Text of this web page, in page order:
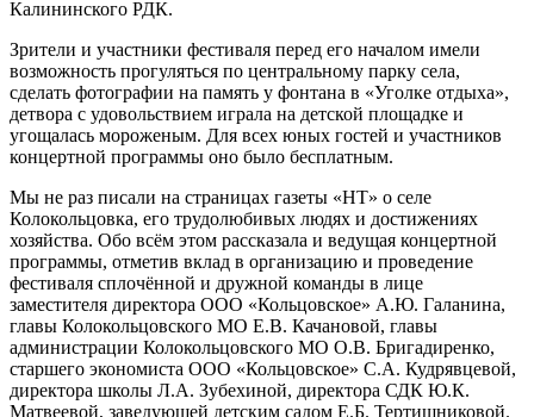
Калининского РДК.
Зрители и участники фестиваля перед его началом имели
возможность прогуляться по центральному парку села,
сделать фотографии на память у фонтана в «Уголке отдыха»,
детвора с удовольствием играла на детской площадке и
угощалась мороженым. Для всех юных гостей и участников
концертной программы оно было бесплатным.
Мы не раз писали на страницах газеты «НТ» о селе
Колокольцовка, его трудолюбивых людях и достижениях
хозяйства. Обо всём этом рассказала и ведущая концертной
программы, отметив вклад в организацию и проведение
фестиваля сплочённой и дружной команды в лице
заместителя директора ООО «Кольцовское» А.Ю. Галанина,
главы Колокольцовского МО Е.В. Качановой, главы
администрации Колокольцовского МО О.В. Бригадиренко,
старшего экономиста ООО «Кольцовское» С.А. Кудрявцевой,
директора школы Л.А. Зубехиной, директора СДК Ю.К.
Матвеевой, заведующей детским садом Е.Б. Тертишниковой.